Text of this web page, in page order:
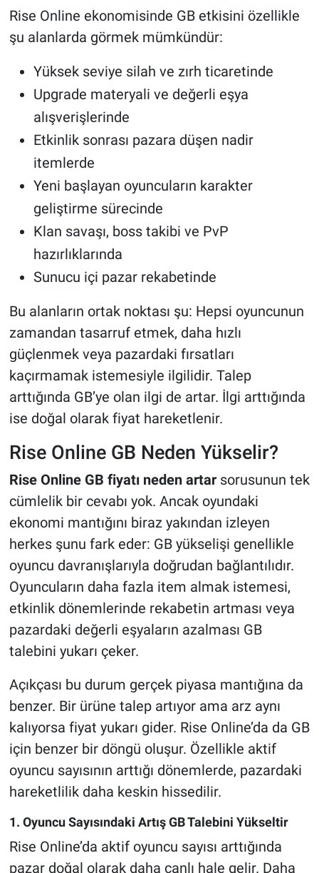
Rise Online ekonomisinde GB etkisini özellikle
şu alanlarda görmek mümkündür:
Yüksek seviye silah ve zırh ticaretinde
Upgrade materyali ve değerli eşya
alışverişlerinde
Etkinlik sonrası pazara düşen nadir
itemlerde
Yeni başlayan oyuncuların karakter
geliştirme sürecinde
Klan savaşı, boss takibi ve PvP
hazırlıklarında
Sunucu içi pazar rekabetinde
Bu alanların ortak noktası şu: Hepsi oyuncunun
zamandan tasarruf etmek, daha hızlı
güçlenmek veya pazardaki fırsatları
kaçırmamak istemesiyle ilgilidir. Talep
arttığında GB’ye olan ilgi de artar. İlgi arttığında
ise doğal olarak fiyat hareketlenir.
Rise Online GB Neden Yükselir?
Rise Online GB fiyatı neden artarsorusunun tek
cümlelik bir cevabı yok. Ancak oyundaki
ekonomi mantığını biraz yakından izleyen
herkes şunu fark eder: GB yükselişi genellikle
oyuncu davranışlarıyla doğrudan bağlantılıdır.
Oyuncuların daha fazla item almak istemesi,
etkinlik dönemlerinde rekabetin artması veya
pazardaki değerli eşyaların azalması GB
talebini yukarı çeker.
Açıkçası bu durum gerçek piyasa mantığına da
benzer. Bir ürüne talep artıyor ama arz aynı
kalıyorsa fiyat yukarı gider. Rise Online’da da GB
için benzer bir döngü oluşur. Özellikle aktif
oyuncu sayısının arttığı dönemlerde, pazardaki
hareketlilik daha keskin hissedilir.
1. Oyuncu Sayısındaki Artış GB Talebini Yükseltir
Rise Online’da aktif oyuncu sayısı arttığında
pazar doğal olarak daha canlı hale gelir. Daha